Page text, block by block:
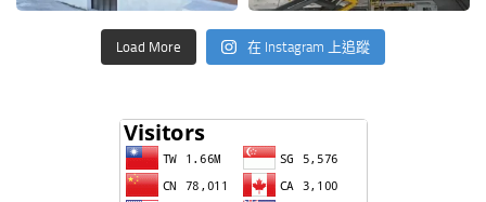
Load More 在 Instagram 上追蹤